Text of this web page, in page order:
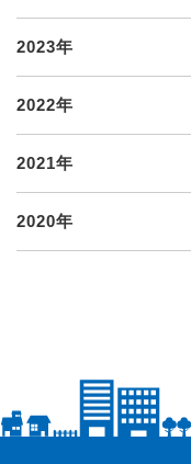
2023年
2022年
2021年
2020年